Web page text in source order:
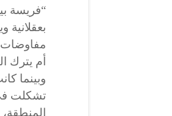
“فريسة
بعقلانية
أم يترك
وبينما
تشكلت